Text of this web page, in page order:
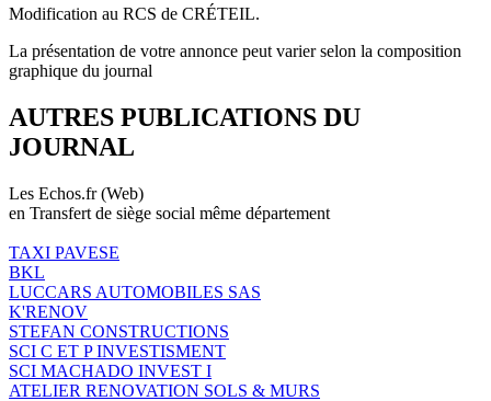
Modification au RCS de CRÉTEIL.
La présentation de votre annonce peut varier selon la composition
graphique du journal
AUTRES PUBLICATIONS DU
JOURNAL
Les Echos.fr (Web)
en Transfert de siège social même département
TAXI PAVESE
BKL
LUCCARS AUTOMOBILES SAS
K'RENOV
STEFAN CONSTRUCTIONS
SCI C ET P INVESTISMENT
SCI MACHADO INVEST I
ATELIER RENOVATION SOLS & MURS